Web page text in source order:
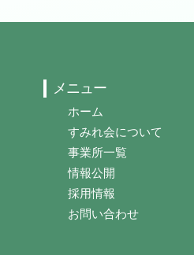
メニュー
ホーム
すみれ会について
事業所一覧
情報公開
採用情報
お問い合わせ